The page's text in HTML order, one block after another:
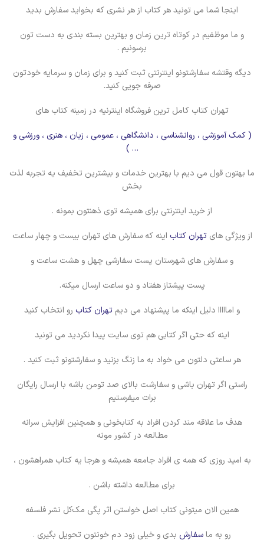
اینجا شما می تونید هر کتاب از هر نشری که بخواید سفارش بدید
و ما موظفیم در کوتاه ترین زمان و بهترین بسته بندی به دست تون
برسونیم .
دیگه وقتشه سفارشتونو اینترنتی ثبت کنید و برای زمان و سرمایه خودتون
صرفه جویی کنید.
تهران کتاب کامل ترین فروشگاه اینترنیه در زمینه کتاب های
( کمک آموزشی ، روانشناسی ، دانشگاهی ، عمومی ، زبان ، هنری ، ورزشی و
… )
ما بهتون قول می دیم با بهترین خدمات و بیشترین تخفیف یه تجربه لذت
بخش
از خرید اینترنتی برای همیشه توی ذهنتون بمونه .
از ویژگی هایتهران کتاب اینه که سفارش های تهران بیست و چهار ساعت
و سفارش های شهرستان پست سفارشی چهل و هشت ساعت و
پست پیشتاز هفتاد و دو ساعت ارسال میکنه.
و امااااا دلیل اینکه ما پیشنهاد می دیم تهران کتاب رو انتخاب کنید
اینه که حتی اگر کتابی هم توی سایت پیدا نکردید می تونید
هر ساعتی دلتون می خواد به ما زنگ بزنید و سفارشتونو ثبت کنید .
راستی اگر تهران باشی و سفارشت بالای صد تومن باشه با ارسال رایگان
برات میفرستیم
هدف ما علاقه مند کردن افراد به کتابخونی و همچنین افزایش سرانه
مطالعه در کشور مونه
به امید روزی که همه ی افراد جامعه همیشه و هرجا یه کتاب همراهشون ،
برای مطالعه داشته باشن .
همین الان میتونی کتاب اصل خواستن اثر پگی مک‌کل نشر فلسفه
رو به ماسفارش بدی و خیلی زود دم خونتون تحویل بگیری .